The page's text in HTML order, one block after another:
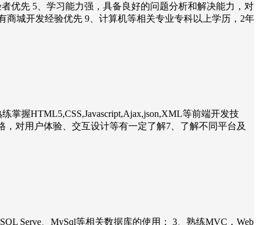
者优先 5、学习能力强，具备良好的问题分析和解决能力，对
城开发经验优先 9、计算机等相关专业专科以上学历，2年
握HTML5,CSS,Javascript,Ajax,json,XML等前端开发技
，对用户体验、交互设计等有一定了解7、了解不同平台及
Serve、MySql等相关数据库的使用； 3、熟练MVC，Web